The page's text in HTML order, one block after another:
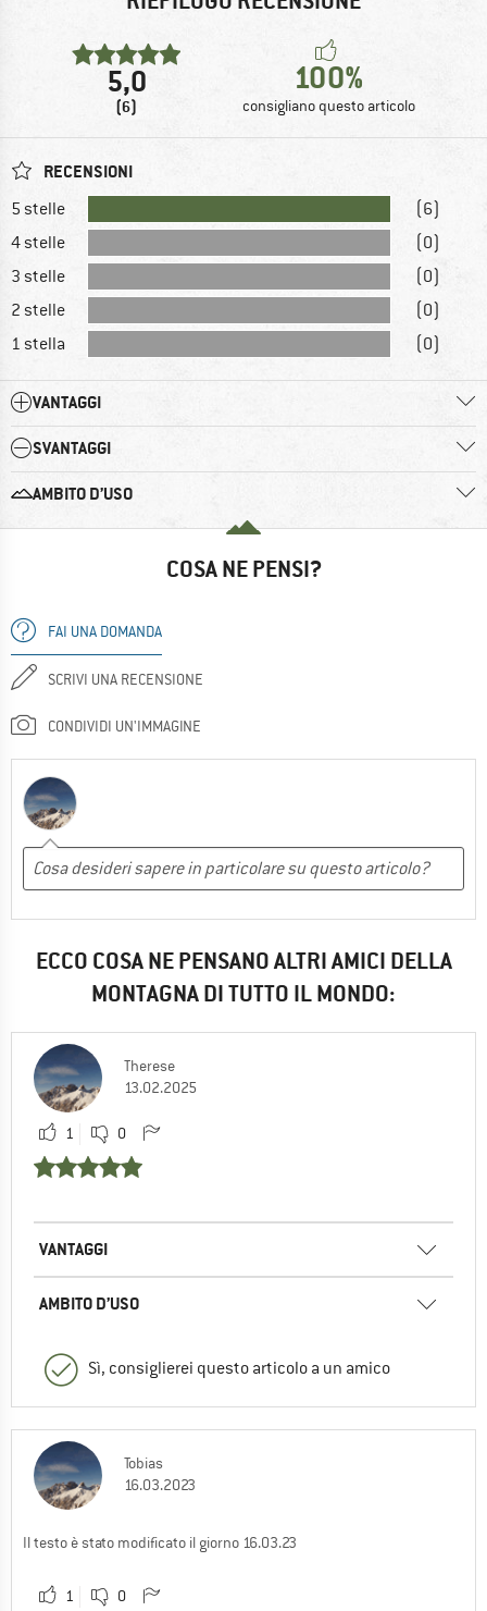
5,0
(6)
100%
consigliano questo articolo
RECENSIONI
5 stelle
(6)
4 stelle
(0)
3 stelle
(0)
2 stelle
(0)
1 stella
(0)
VANTAGGI
SVANTAGGI
AMBITO D’USO
COSA NE PENSI?
FAI UNA DOMANDA
SCRIVI UNA RECENSIONE
CONDIVIDI UN'IMMAGINE
ECCO COSA NE PENSANO ALTRI AMICI DELLA
MONTAGNA DI TUTTO IL MONDO:
Therese
13.02.2025
1 0
VANTAGGI
AMBITO D’USO
Sì, consiglierei questo articolo a un amico
Tobias
16.03.2023
Il testo è stato modificato il giorno 16.03.23
1 0